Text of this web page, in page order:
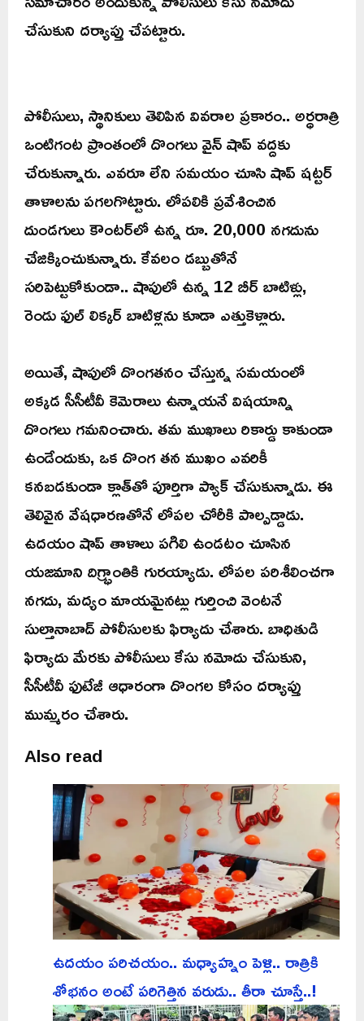
చేసుకుని దర్యాప్తు చేపట్టారు.
పోలీసులు, స్థానికులు తెలిపిన వివరాల ప్రకారం.. అర్ధరాత్రి
ఒంటిగంట ప్రాంతంలో దొంగలు వైన్ షాప్ వద్దకు
చేరుకున్నారు. ఎవరూ లేని సమయం చూసి షాప్ షట్టర్
తాళాలను పగలగొట్టారు. లోపలికి ప్రవేశించిన
దుండగులు కౌంటర్‌లో ఉన్న రూ. 20,000 నగదును
చేజిక్కించుకున్నారు. కేవలం డబ్బుతోనే
సరిపెట్టుకోకుండా.. షాపులో ఉన్న 12 బీర్ బాటిళ్లు,
రెండు ఫుల్ లిక్కర్ బాటిళ్లను కూడా ఎత్తుకెళ్లారు.
అయితే, షాపులో దొంగతనం చేస్తున్న సమయంలో
అక్కడ సీసీటీవీ కెమెరాలు ఉన్నాయనే విషయాన్ని
దొంగలు గమనించారు. తమ ముఖాలు రికార్డు కాకుండా
ఉండేందుకు, ఒక దొంగ తన ముఖం ఎవరికీ
కనబడకుండా క్లాత్‌తో పూర్తిగా ప్యాక్ చేసుకున్నాడు. ఈ
తెలివైన వేషధారణతోనే లోపల చోరీకి పాల్పడ్డాడు.
ఉదయం షాప్ తాళాలు పగిలి ఉండటం చూసిన
యజమాని దిగ్భ్రాంతికి గురయ్యాడు. లోపల పరిశీలించగా
నగదు, మద్యం మాయమైనట్లు గుర్తించి వెంటనే
సుల్తానాబాద్ పోలీసులకు ఫిర్యాదు చేశారు. బాధితుడి
ఫిర్యాదు మేరకు పోలీసులు కేసు నమోదు చేసుకుని,
సీసీటీవీ ఫుటేజీ ఆధారంగా దొంగల కోసం దర్యాప్తు
ముమ్మరం చేశారు.
Also read
ఉదయం పరిచయం.. మధ్యాహ్నం పెళ్లి.. రాత్రికి
శోభనం అంటే పరిగెత్తిన వరుడు.. తీరా చూస్తే..!